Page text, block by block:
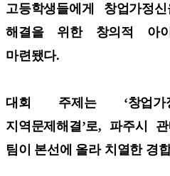
고등학생들에게 창업가정
해결을 위한 창의적 아
마련됐다.
대회 주제는 ‘창업
지역문제해결’로, 파주시
팀이 본선에 올라 치열한 경